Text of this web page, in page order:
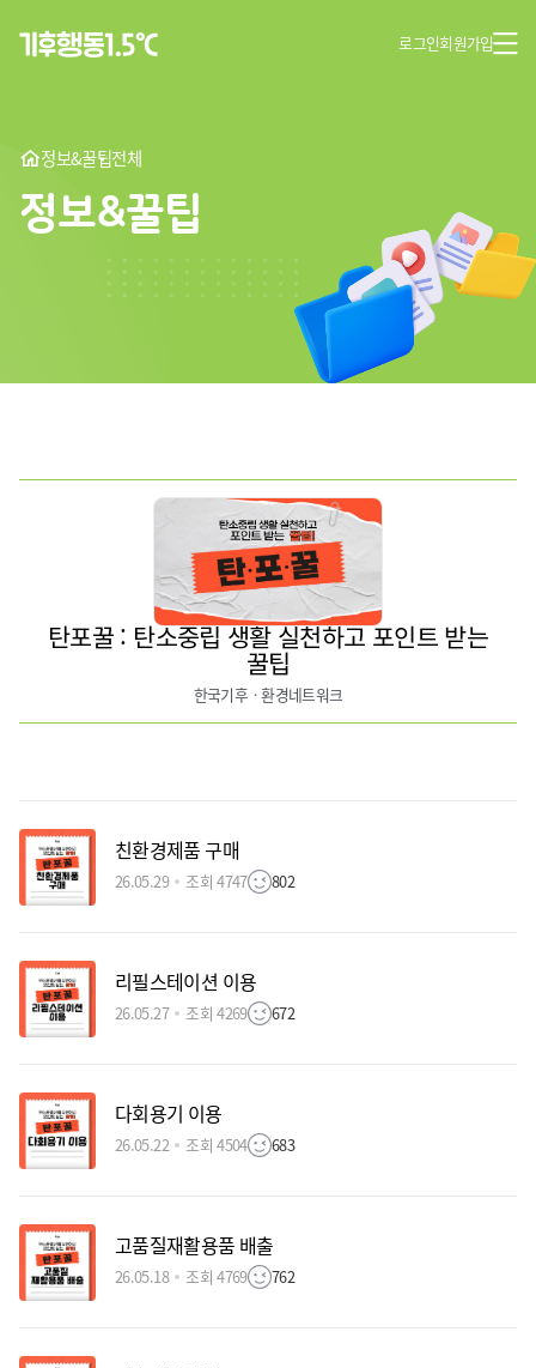
로그인회원가입
정보&꿀팁전체
정보&꿀팁
탄포꿀 : 탄소중립 생활 실천하고 포인트 받는
꿀팁
한국기후ㆍ환경네트워크
친환경제품 구매
26.05.29 조회 4747 802
리필스테이션 이용
26.05.27 조회 4269 672
다회용기 이용
26.05.22 조회 4504 683
고품질재활용품 배출
26.05.18 조회 4769 762